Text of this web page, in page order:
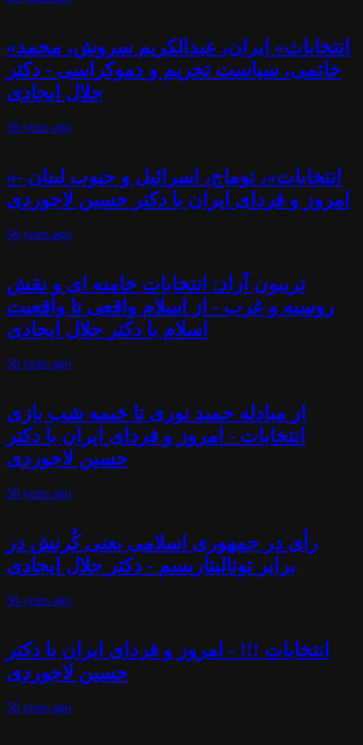
«انتخابات» ایران، عبدالکریم سروش، محمد
خاتمی، سیاست تحریم و دموکراسی - دکتر
جلال ایجادی
56 years ago
«انتخابات»، توماج، اسرائیل و جنوب لبنان -
امروز و فردای ایران با دکتر حسین لاجوردی
56 years ago
تریبون آزاد: انتخابات خامنه ای و نقش
روسیه و غرب - از اسلام واقعی تا واقعیت
اسلام با دکتر جلال ایجادی
56 years ago
از مبادله حمید نوری تا خیمه شب بازی
انتخابات - امروز و فردای ایران با دکتر
حسین لاجوردی
56 years ago
رأی در جمهوری اسلامی یعنی کُرنش در
برابر توتالیتاریسم - دکتر جلال ایجادی
56 years ago
انتخابات !!! - امروز و فردای ایران با دکتر
حسین لاجوردی
56 years ago